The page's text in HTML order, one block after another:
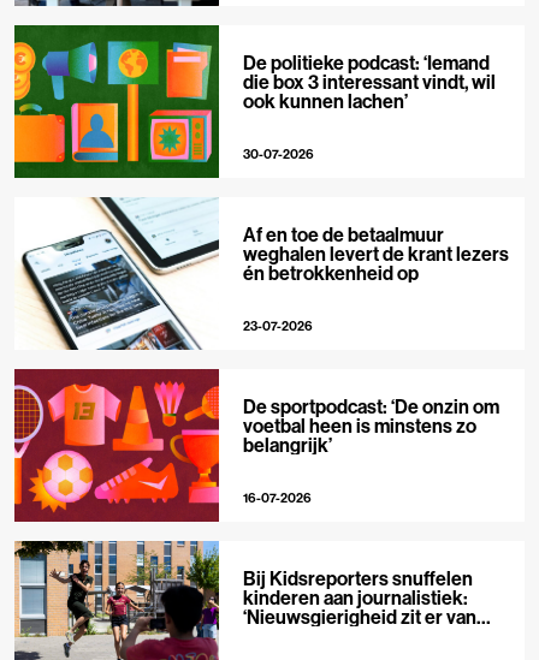
De politieke podcast: ‘Iemand
die box 3 interessant vindt, wil
ook kunnen lachen’
30-07-2026
Af en toe de betaalmuur
weghalen levert de krant lezers
én betrokkenheid op
23-07-2026
De sportpodcast: ‘De onzin om
voetbal heen is minstens zo
belangrijk’
16-07-2026
Bij Kidsreporters snuffelen
kinderen aan journalistiek:
‘Nieuwsgierigheid zit er van